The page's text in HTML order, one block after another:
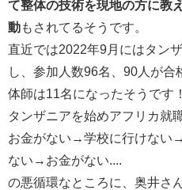
て整体の技術を現地の方に教
動もされてるそうです。
直近では2022年9月にはタン
し、参加人数96名、90人が
体師は11名になったそうです！
タンザニアを始めアフリカ就
お金がない→学校に行けない
ない→お金がない....
の悪循環なところに、奥井さ